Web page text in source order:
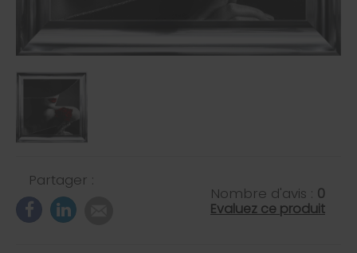
Partager :
Nombre d'avis : 0
Evaluez ce produit